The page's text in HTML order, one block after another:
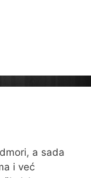
a sada
i već